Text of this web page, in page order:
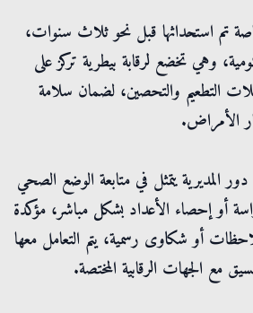
تم استحداثها قبل نحو ثلاث سنوات،
وهي تخضع لرقابة بيطرية تركز على
التطعيم والتحصين، لضمان سلامة
الأمراض.
المديرية يتمثل في متابعة الوضع الصحي
أو إحصاء الأعداد بشكل مباشر، مؤكدة
أو شكاوى رسمية، يتم التعامل معها
مع الجهات الرقابية المختصة.